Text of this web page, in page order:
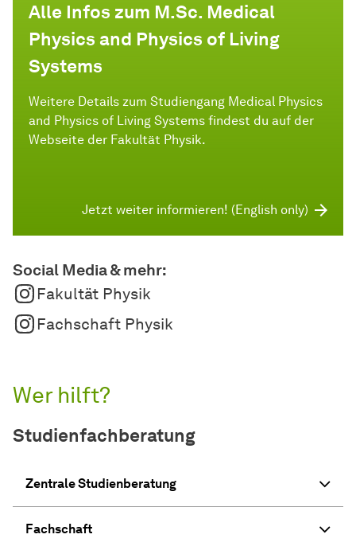
Alle Infos zum M.Sc. Medical
Physics and Physics of Living
Systems
Weitere Details zum Studiengang Medical Physics
and Physics of Living Systems findest du auf der
Webseite der Fakultät Physik.
Jetzt weiter informieren! (English only)
Social Media & mehr:
Fakultät Physik
Fachschaft Physik
Wer hilft?
Studienfachberatung
Zentrale Studienberatung
Fachschaft